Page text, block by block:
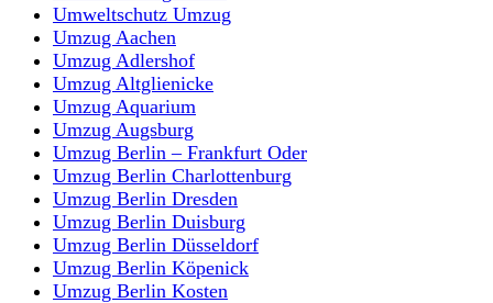
Umweltschutz Umzug
Umzug Aachen
Umzug Adlershof
Umzug Altglienicke
Umzug Aquarium
Umzug Augsburg
Umzug Berlin – Frankfurt Oder
Umzug Berlin Charlottenburg
Umzug Berlin Dresden
Umzug Berlin Duisburg
Umzug Berlin Düsseldorf
Umzug Berlin Köpenick
Umzug Berlin Kosten